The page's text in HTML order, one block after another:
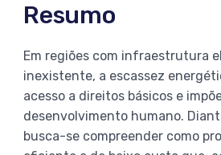
Resumo
Em regiões com infraestrutura
inexistente, a escassez
acesso a direitos básicos e
desenvolvimento humano.
busca-se compreender como